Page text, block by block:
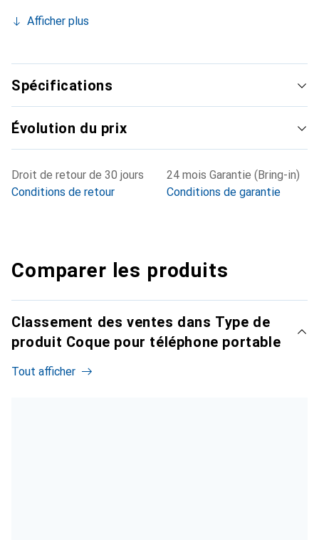
smartphone. La marque Noreve est reconnue
constitue toujours un bon choix pour le client exigeant.
Afficher plus
Spécifications
Évolution du prix
Droit de retour de 30 jours
Conditions de retour
24 mois Garantie (Bring-in)
Conditions de garantie
Comparer les produits
Classement des ventes dans Type de
produit Coque pour téléphone portable
Tout afficher